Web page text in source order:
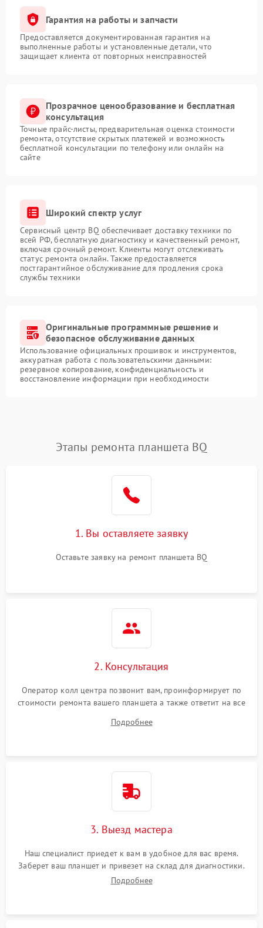
Гарантия на работы и запчасти
Предоставляется документированная гарантия на
выполненные работы и установленные детали, что
защищает клиента от повторных неисправностей
Прозрачное ценообразование и бесплатная
консультация
Точные прайс-листы, предварительная оценка стоимости
ремонта, отсутствие скрытых платежей и возможность
бесплатной консультации по телефону или онлайн на
сайте
Широкий спектр услуг
Сервисный центр BQ обеспечивает доставку техники по
всей РФ, бесплатную диагностику и качественный ремонт,
включая срочный ремонт. Клиенты могут отслеживать
статус ремонта онлайн. Также предоставляется
постгарантийное обслуживание для продления срока
службы техники
Оригинальные программные решение и
безопасное обслуживание данных
Использование официальных прошивок и инструментов,
аккуратная работа с пользовательскими данными:
резервное копирование, конфиденциальность и
восстановление информации при необходимости
Этапы ремонта планшета BQ
1. Вы оставляете заявку
Оставьте заявку на ремонт планшета BQ
2. Консультация
Оператор колл центра позвонит вам, проинформирует по
стоимости ремонта вашего планшета а также ответит на все
Подробнее
3. Выезд мастера
Наш специалист приедет к вам в удобное для вас время.
Заберет ваш планшет и привезет на склад для диагностики.
Подробнее